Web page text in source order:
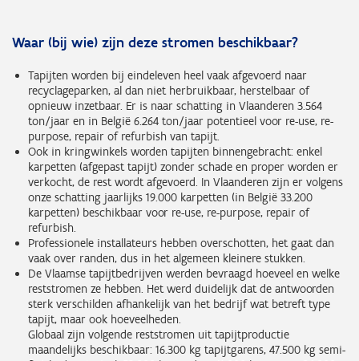
Waar (bij wie) zijn deze stromen beschikbaar?
Tapijten worden bij eindeleven heel vaak afgevoerd naar
recyclageparken, al dan niet herbruikbaar, herstelbaar of
opnieuw inzetbaar. Er is naar schatting in Vlaanderen 3.564
ton/jaar en in België 6.264 ton/jaar potentieel voor re-use, re-
purpose, repair of refurbish van tapijt.
Ook in kringwinkels worden tapijten binnengebracht: enkel
karpetten (afgepast tapijt) zonder schade en proper worden er
verkocht, de rest wordt afgevoerd. In Vlaanderen zijn er volgens
onze schatting jaarlijks 19.000 karpetten (in België 33.200
karpetten) beschikbaar voor re-use, re-purpose, repair of
refurbish.
Professionele installateurs hebben overschotten, het gaat dan
vaak over randen, dus in het algemeen kleinere stukken.
De Vlaamse tapijtbedrijven werden bevraagd hoeveel en welke
reststromen ze hebben. Het werd duidelijk dat de antwoorden
sterk verschilden afhankelijk van het bedrijf wat betreft type
tapijt, maar ook hoeveelheden.
Globaal zijn volgende reststromen uit tapijtproductie
maandelijks beschikbaar: 16.300 kg tapijtgarens, 47.500 kg semi-